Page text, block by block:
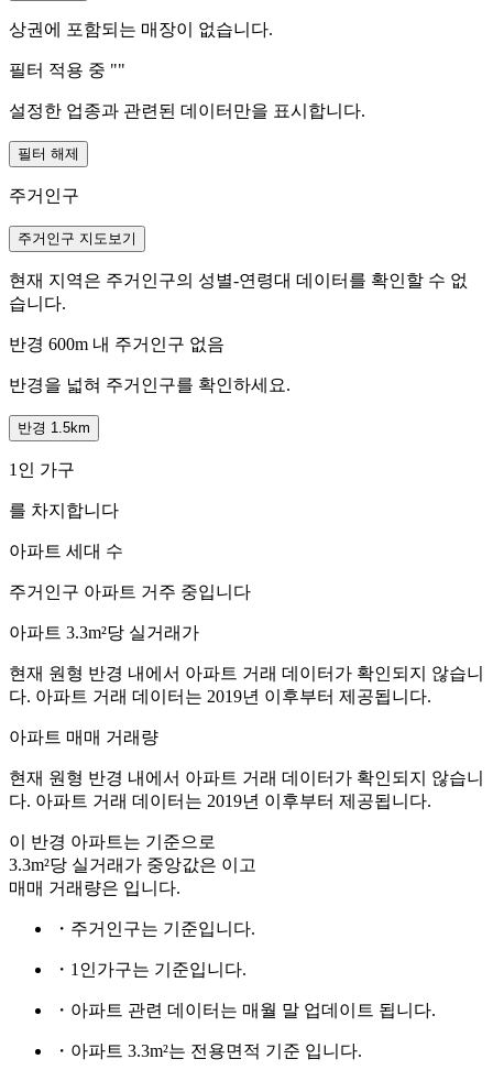
상권에 포함되는 매장이 없습니다.
필터 적용 중 ""
설정한 업종과 관련된 데이터만을 표시합니다.
필터 해제
주거인구
주거인구 지도보기
현재 지역은 주거인구의 성별-연령대 데이터를 확인할 수 없
습니다.
반경 600m 내 주거인구 없음
반경을 넓혀 주거인구를 확인하세요.
반경 1.5km
1인 가구
를 차지합니다
아파트 세대 수
주거인구 아파트 거주 중입니다
아파트 3.3m²당 실거래가
현재 원형 반경 내에서 아파트 거래 데이터가 확인되지 않습니
다. 아파트 거래 데이터는 2019년 이후부터 제공됩니다.
아파트 매매 거래량
현재 원형 반경 내에서 아파트 거래 데이터가 확인되지 않습니
다. 아파트 거래 데이터는 2019년 이후부터 제공됩니다.
이 반경 아파트는 기준으로
3.3m²당 실거래가 중앙값은 이고
매매 거래량은 입니다.
・주거인구는 기준입니다.
・1인가구는 기준입니다.
・아파트 관련 데이터는 매월 말 업데이트 됩니다.
・아파트 3.3m²는 전용면적 기준 입니다.